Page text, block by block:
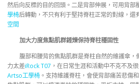
然后向反標的目的回頭。二是背部伸展，可用背部
學椅后轉動，不只有利于堅持脊柱正常的對線，還
空間
加大力度焦點肌群錘煉保持脊柱穩固性
腹部和腰背的焦點肌群是脊柱自然的維護傘，
力太差iRock T07 ，在日常生涯和活動中不克不及
Artso工學椅 。支持維護脊柱，會使背部痛苦悲傷